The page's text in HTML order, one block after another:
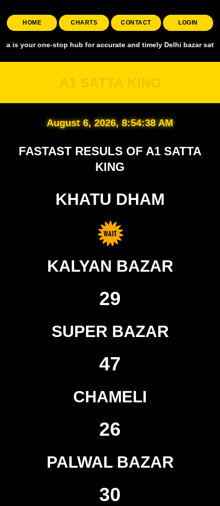
HOME CHARTS CONTACT LOGIN
one-stop hub for accurate and timely Delhi bazar satta king,
August 6, 2026, 8:54:39 AM
FASTAST RESULS OF A1 SATTA
KING
KHATU DHAM
KALYAN BAZAR
29
SUPER BAZAR
47
CHAMELI
26
PALWAL BAZAR
30